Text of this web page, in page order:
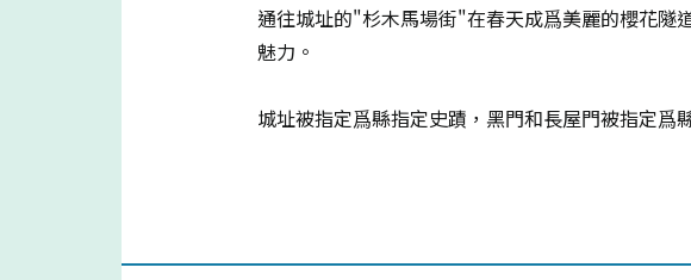
通往城址的"杉木馬場街"在春天成爲美麗的櫻花隧
魅力。
城址被指定爲縣指定史蹟，黑門和長屋門被指定爲